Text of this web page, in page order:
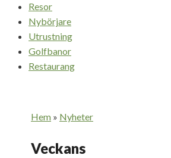
Resor
Nybörjare
Utrustning
Golfbanor
Restaurang
Hem » Nyheter
Veckans